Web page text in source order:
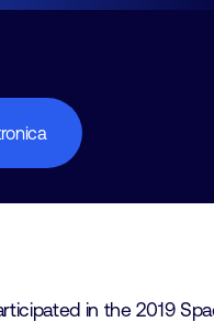
in the 2019